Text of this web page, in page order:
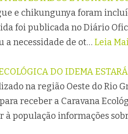
e chikungunya foram
foi publicada no Diário
a necessidade de ot… Leia
DO IDEMA
na região Oeste do Rio
receber a Caravana
população informações